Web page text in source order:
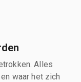
Alles
waar het zich